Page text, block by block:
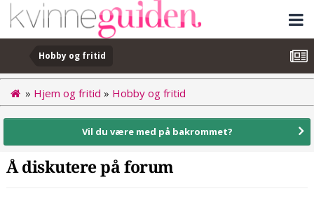
Hobby og fritid
» Hjem og fritid » Hobby og fritid
Vil du være med på bakrommet?
Å diskutere på forum